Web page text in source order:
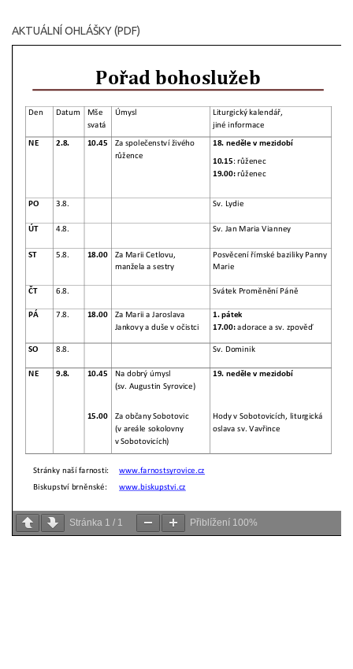
AKTUÁLNÍ OHLÁŠKY (PDF)
Stránka 1 / 1 Přiblížení 100%